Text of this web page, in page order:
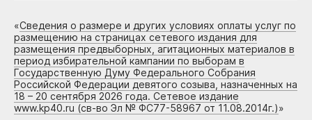
«Сведения о размере и других условиях оплаты услуг по
размещению на страницах сетевого издания для
размещения предвыборных, агитационных материалов в
период избирательной кампании по выборам в
Государственную Думу Федерального Собрания
Российской Федерации девятого созыва, назначенных на
18 – 20 сентября 2026 года. Сетевое издание
www.kp40.ru (св-во Эл № ФС77-58967 от 11.08.2014г.)»